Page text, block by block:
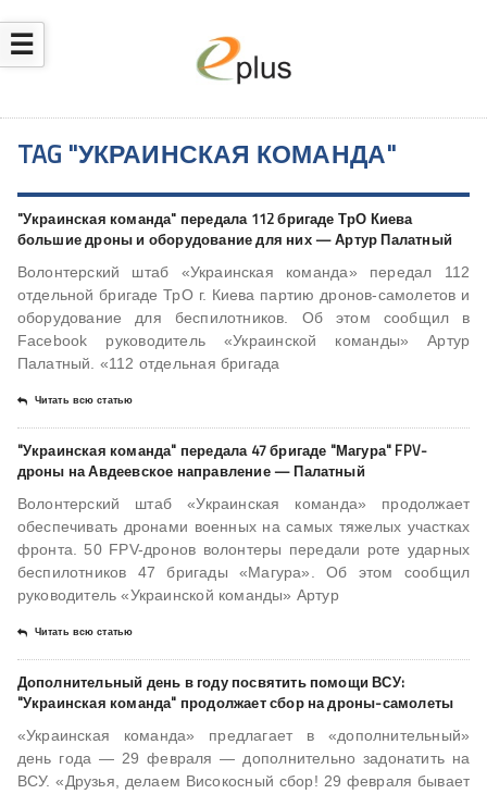
☰
TAG "УКРАИНСКАЯ КОМАНДА"
"Украинская команда" передала 112 бригаде ТрО Киева
большие дроны и оборудование для них — Артур Палатный
Волонтерский штаб «Украинская команда» передал 112
отдельной бригаде ТрО г. Киева партию дронов-самолетов и
оборудование для беспилотников. Об этом сообщил в
Facebook руководитель «Украинской команды» Артур
Палатный. «112 отдельная бригада
Читать всю статью
"Украинская команда" передала 47 бригаде "Магура" FPV-
дроны на Авдеевское направление — Палатный
Волонтерский штаб «Украинская команда» продолжает
обеспечивать дронами военных на самых тяжелых участках
фронта. 50 FPV-дронов волонтеры передали роте ударных
беспилотников 47 бригады «Магура». Об этом сообщил
руководитель «Украинской команды» Артур
Читать всю статью
Дополнительный день в году посвятить помощи ВСУ:
"Украинская команда" продолжает сбор на дроны-самолеты
«Украинская команда» предлагает в «дополнительный»
день года — 29 февраля — дополнительно задонатить на
ВСУ. «Друзья, делаем Високосный сбор! 29 февраля бывает